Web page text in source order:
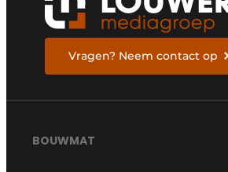
Vragen? Neem contact op
BOUWMAT